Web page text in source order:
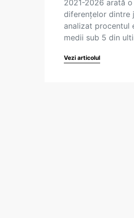
2021-2026 arată
diferențelor dintre
analizat procentul
medii sub 5 din
Vezi articolul